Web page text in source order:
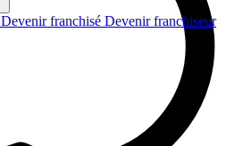
Devenir franchisé Devenir franchiseur